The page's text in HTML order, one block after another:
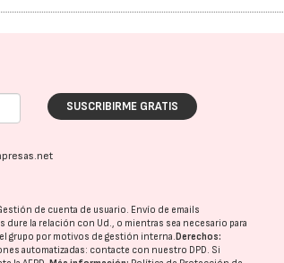
SUSCRIBIRME GRATIS
de cuenta de usuario. Envío de emails
dure la relación con Ud., o mientras sea necesario para
grupo por motivos de gestión interna. Derechos:
automatizadas: contacte con nuestro DPD. Si